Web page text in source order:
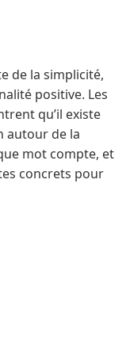
de la simplicité,
positive. Les
qu’il existe
autour de la
mot compte, et
concrets pour